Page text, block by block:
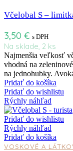
Včelobal S –
3,50 € s DPH
Na sklade, 2 ks
Najmenšia veľkosť
vhodná na
na jednohubky.
Pridať do košíka
Pridať do wishlistu
Rýchly náhľad
Pridať do wishlistu
Rýchly náhľad
Pridať do košíka
VOSKOVÉ A